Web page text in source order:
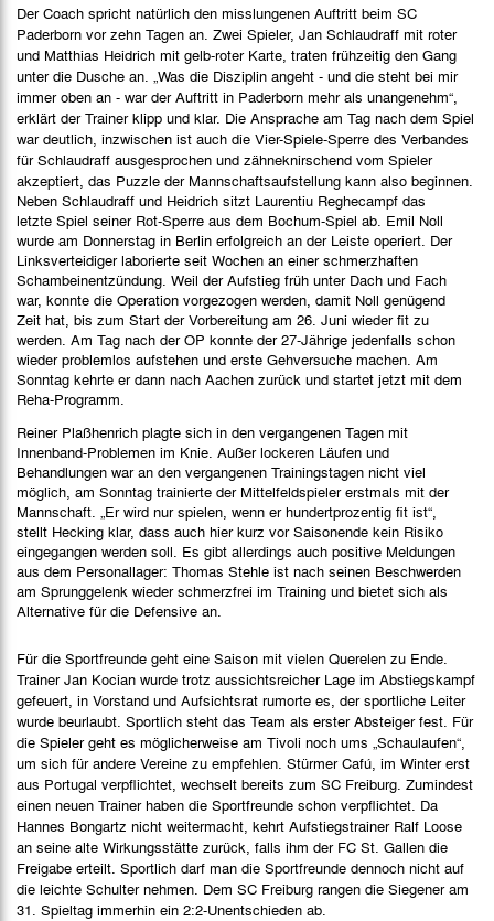
Der Coach spricht natürlich den misslungenen Auftritt beim SC
Paderborn vor zehn Tagen an. Zwei Spieler, Jan Schlaudraff mit roter
und Matthias Heidrich mit gelb-roter Karte, traten frühzeitig den Gang
unter die Dusche an. „Was die Disziplin angeht - und die steht bei mir
immer oben an - war der Auftritt in Paderborn mehr als unangenehm“,
erklärt der Trainer klipp und klar. Die Ansprache am Tag nach dem Spiel
war deutlich, inzwischen ist auch die Vier-Spiele-Sperre des Verbandes
für Schlaudraff ausgesprochen und zähneknirschend vom Spieler
akzeptiert, das Puzzle der Mannschaftsaufstellung kann also beginnen.
Neben Schlaudraff und Heidrich sitzt Laurentiu Reghecampf das
letzte Spiel seiner Rot-Sperre aus dem Bochum-Spiel ab. Emil Noll
wurde am Donnerstag in Berlin erfolgreich an der Leiste operiert. Der
Linksverteidiger laborierte seit Wochen an einer schmerzhaften
Schambeinentzündung. Weil der Aufstieg früh unter Dach und Fach
war, konnte die Operation vorgezogen werden, damit Noll genügend
Zeit hat, bis zum Start der Vorbereitung am 26. Juni wieder fit zu
werden. Am Tag nach der OP konnte der 27-Jährige jedenfalls schon
wieder problemlos aufstehen und erste Gehversuche machen. Am
Sonntag kehrte er dann nach Aachen zurück und startet jetzt mit dem
Reha-Programm.
Reiner Plaßhenrich plagte sich in den vergangenen Tagen mit
Innenband-Problemen im Knie. Außer lockeren Läufen und
Behandlungen war an den vergangenen Trainingstagen nicht viel
möglich, am Sonntag trainierte der Mittelfeldspieler erstmals mit der
Mannschaft. „Er wird nur spielen, wenn er hundertprozentig fit ist“,
stellt Hecking klar, dass auch hier kurz vor Saisonende kein Risiko
eingegangen werden soll. Es gibt allerdings auch positive Meldungen
aus dem Personallager: Thomas Stehle ist nach seinen Beschwerden
am Sprunggelenk wieder schmerzfrei im Training und bietet sich als
Alternative für die Defensive an.
Für die Sportfreunde geht eine Saison mit vielen Querelen zu Ende.
Trainer Jan Kocian wurde trotz aussichtsreicher Lage im Abstiegskampf
gefeuert, in Vorstand und Aufsichtsrat rumorte es, der sportliche Leiter
wurde beurlaubt. Sportlich steht das Team als erster Absteiger fest. Für
die Spieler geht es möglicherweise am Tivoli noch ums „Schaulaufen“,
um sich für andere Vereine zu empfehlen. Stürmer Cafú, im Winter erst
aus Portugal verpflichtet, wechselt bereits zum SC Freiburg. Zumindest
einen neuen Trainer haben die Sportfreunde schon verpflichtet. Da
Hannes Bongartz nicht weitermacht, kehrt Aufstiegstrainer Ralf Loose
an seine alte Wirkungsstätte zurück, falls ihm der FC St. Gallen die
Freigabe erteilt. Sportlich darf man die Sportfreunde dennoch nicht auf
die leichte Schulter nehmen. Dem SC Freiburg rangen die Siegener am
31. Spieltag immerhin ein 2:2-Unentschieden ab.